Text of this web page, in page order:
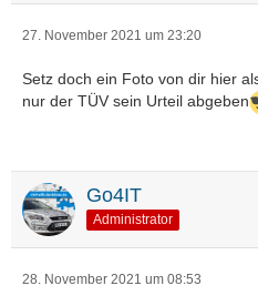
27. November 2021 um 23:20
Setz doch ein Foto von dir hier
nur der TÜV sein Urteil abgeben
Go4IT
Administrator
28. November 2021 um 08:53